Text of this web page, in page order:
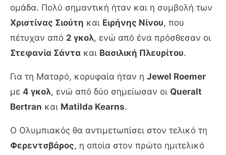
ομάδα. Πολύ σημαντική ήταν και η συμβολή των
Χριστίνας Σιούτη και Ειρήνης Νίνου, που
πέτυχαν από 2 γκολ, ενώ από ένα πρόσθεσαν οι
Στεφανία Σάντα και Βασιλική Πλευρίτου.
Για τη Ματαρό, κορυφαία ήταν η Jewel Roemer
με 4 γκολ, ενώ από δύο σημείωσαν οι Queralt
Bertran και Matilda Kearns.
Ο Ολυμπιακός θα αντιμετωπίσει στον τελικό τη
Φερεντσβάρος, η οποία στον πρώτο ημιτελικό